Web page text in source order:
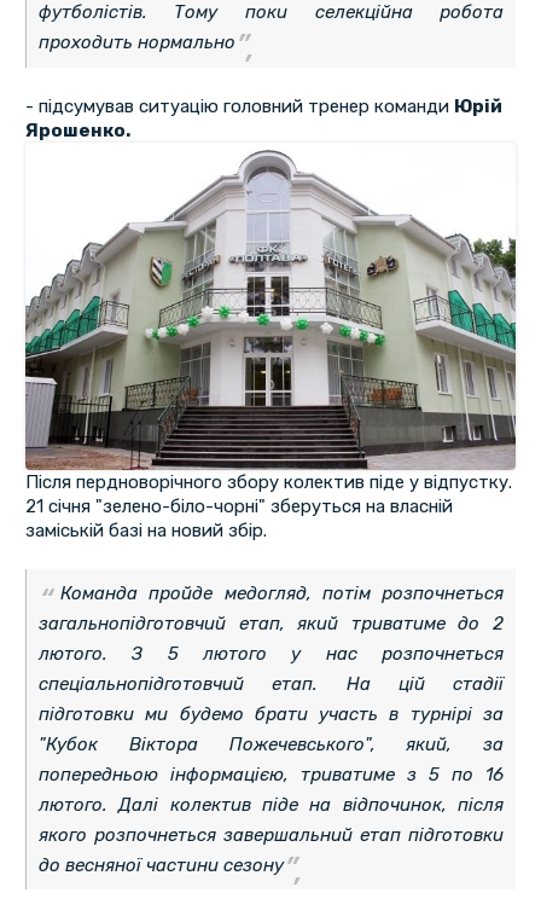
футболістів. Тому поки селекційна робота
проходить нормально
- підсумував ситуацію головний тренер команди Юрій
Ярошенко.
Після пердноворічного збору колектив піде у відпустку.
21 січня "зелено-біло-чорні" зберуться на власній
заміській базі на новий збір.
Команда пройде медогляд, потім розпочнеться
загальнопідготовчий етап, який триватиме до 2
лютого. З 5 лютого у нас розпочнеться
спеціальнопідготовчий етап. На цій стадії
підготовки ми будемо брати участь в турнірі за
"Кубок Віктора Пожечевського", який, за
попередньою інформацією, триватиме з 5 по 16
лютого. Далі колектив піде на відпочинок, після
якого розпочнеться завершальний етап підготовки
до весняної частини сезону